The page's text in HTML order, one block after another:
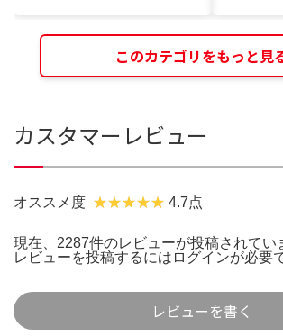
このカテゴリをもっと見
カスタマーレビュー
オススメ度 4.7点
現在、2287件のレビューが投稿されてい
レビューを投稿するには ログインが必要
レビューを書く